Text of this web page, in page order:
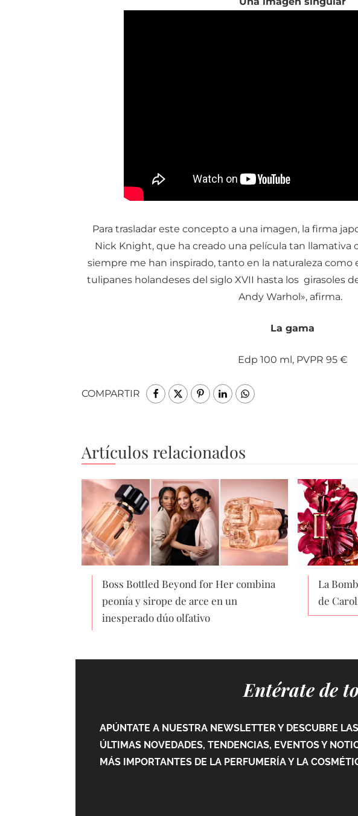
Para trasladar este concepto a una imagen, la firma
Nick Knight, que ha creado una película tan llamativa
siempre me han inspirado, tanto en la naturaleza como
tulipanes holandeses del siglo XVII hasta los girasoles
Andy Warhol», afirma.
La gama
Edp 100 ml, PVPR 95 €
COMPARTIR
Artículos relacionados
Boss Bottled Beyond for Her combina
peonía y sirope de arce en un
inesperado dúo olfativo
La
de
Entérate de
APÚNTATE A NUESTRA NEWSLETTER Y DESCUBRE LAS
ÚLTIMAS NOVEDADES, TENDENCIAS, EVENTOS Y
MÁS IMPORTANTES DE LA PERFUMERÍA Y LA